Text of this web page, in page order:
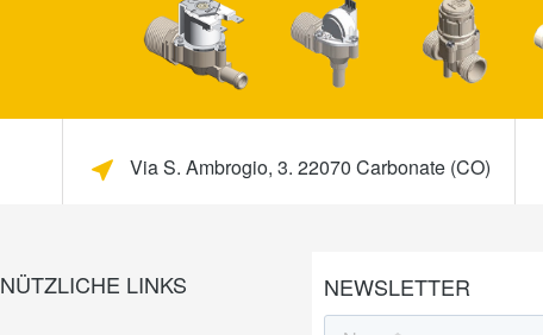
Via S. Ambrogio, 3. 22070 Carbonate (CO)
NÜTZLICHE LINKS NEWSLETTER